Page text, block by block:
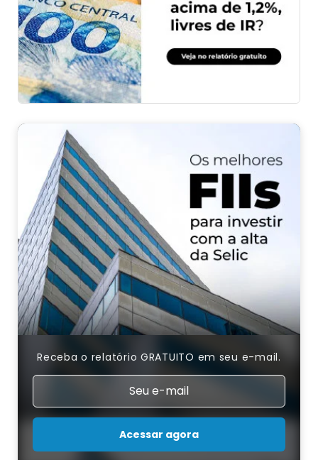
Receba o relatório GRATUITO em seu e-mail.
Acessar agora